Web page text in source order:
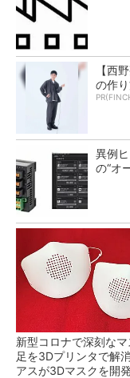
【西
の作
異例
の“オ
新型コロナで深刻なマ
足を3Dプリンタで解
アスが3Dマスクを開発